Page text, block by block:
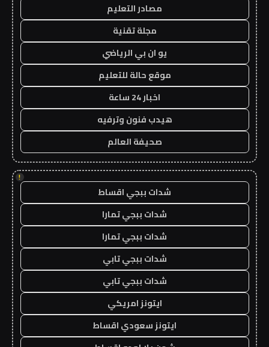
مصادر التعليم
مجلة تقنية
يو ان بي الرياضي
موقع حالة للتعليم
اخبار 24 ساعة
هيدب فنون وترفيه
صحيفة العالم
!
شدات ببجي اقساط
شدات ببجي تمارا
شدات ببجي تمارا
شدات ببجي تابي
شدات ببجي تابي
ايتونز امريكي
ايتونز سعودي اقساط